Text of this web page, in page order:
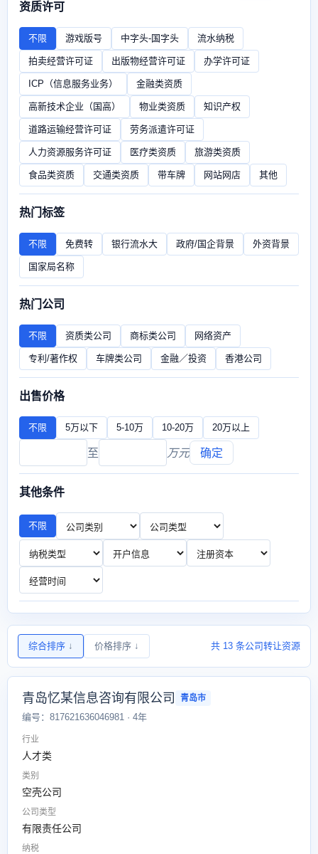
资质许可
不限 游戏版号 中字头-国字头 流水纳税
拍卖经营许可证 出版物经营许可证 办学许可证
ICP（信息服务业务） 金融类资质
高新技术企业（国高） 物业类资质 知识产权
道路运输经营许可证 劳务派遣许可证
人力资源服务许可证 医疗类资质 旅游类资质
食品类资质 交通类资质 带车牌 网站网店 其他
热门标签
不限 免费转 银行流水大 政府/国企背景 外资背景
国家局名称
热门公司
不限 资质类公司 商标类公司 网络资产
专利/著作权 车牌类公司 金融／投资 香港公司
出售价格
不限 5万以下 5-10万 10-20万 20万以上
至 万元 确定
其他条件
不限
综合排序 ↓ 价格排序 ↓ 共 13 条公司转让资源
青岛忆某信息咨询有限公司 青岛市
编号：817621636046981 · 4年
行业
人才类
类别
空壳公司
公司类型
有限责任公司
纳税